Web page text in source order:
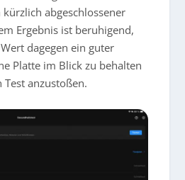
kürzlich abgeschlossener
Ergebnis ist beruhigend,
dagegen ein guter
Platte im Blick zu behalten
anzustoßen.